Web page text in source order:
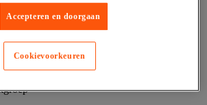
en gereedschapkoffer
en opbergtas
en versterkte kist
Accepteren en doorgaan
Cookievoorkeuren